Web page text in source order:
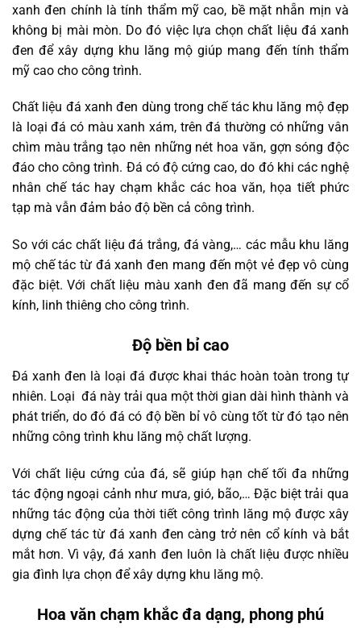
xanh đen chính là tính thẩm mỹ cao, bề mặt nhẵn mịn và
không bị mài mòn. Do đó việc lựa chọn chất liệu đá xanh
đen để xây dựng khu lăng mộ giúp mang đến tính thẩm
mỹ cao cho công trình.
Chất liệu đá xanh đen dùng trong chế tác khu lăng mộ đẹp
là loại đá có màu xanh xám, trên đá thường có những vân
chìm màu trắng tạo nên những nét hoa văn, gợn sóng độc
đáo cho công trình. Đá có độ cứng cao, do đó khi các nghệ
nhân chế tác hay chạm khắc các hoa văn, họa tiết phức
tạp mà vẫn đảm bảo độ bền cả công trình.
So với các chất liệu đá trắng, đá vàng,… các mẫu khu lăng
mộ chế tác từ đá xanh đen mang đến một vẻ đẹp vô cùng
đặc biệt. Với chất liệu màu xanh đen đã mang đến sự cổ
kính, linh thiêng cho công trình.
Độ bền bỉ cao
Đá xanh đen là loại đá được khai thác hoàn toàn trong tự
nhiên. Loại đá này trải qua một thời gian dài hình thành và
phát triển, do đó đá có độ bền bỉ vô cùng tốt từ đó tạo nên
những công trình khu lăng mộ chất lượng.
Với chất liệu cứng của đá, sẽ giúp hạn chế tối đa những
tác động ngoại cảnh như mưa, gió, bão,… Đặc biệt trải qua
những tác động của thời tiết công trình lăng mộ được xây
dựng chế tác từ đá xanh đen càng trở nên cổ kính và bắt
mắt hơn. Vì vậy, đá xanh đen luôn là chất liệu được nhiều
gia đình lựa chọn để xây dựng khu lăng mộ.
Hoa văn chạm khắc đa dạng, phong phú